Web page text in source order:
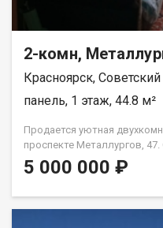
2-комн,
Красноярск,
панель, 1 этаж, 44.8 м²
Продается уютная
проспекте Металлургов,
жилая площадь — 28 кв. м,
расположена на первом
5 000 000 ₽